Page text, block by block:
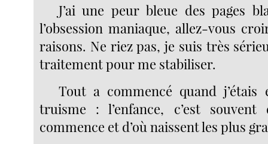
J’ai une peur bleue des pages
l’obsession maniaque, allez-vous
raisons. Ne riez pas, je suis très
traitement pour me stabiliser.
Tout a commencé quand j’étais
truisme : l’enfance, c’est
commence et d’où naissent les plus